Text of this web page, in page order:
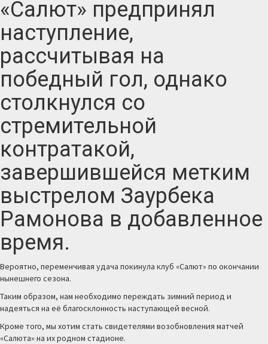
«Салют» предпринял
наступление,
рассчитывая на
победный гол, однако
столкнулся со
стремительной
контратакой,
завершившейся метким
выстрелом Заурбека
Рамонова в добавленное
время.
Вероятно, переменчивая удача покинула клуб «Салют» по окончании
нынешнего сезона.
Таким образом, нам необходимо переждать зимний период и
надеяться на её благосклонность наступающей весной.
Кроме того, мы хотим стать свидетелями возобновления матчей
«Салюта» на их родном стадионе.